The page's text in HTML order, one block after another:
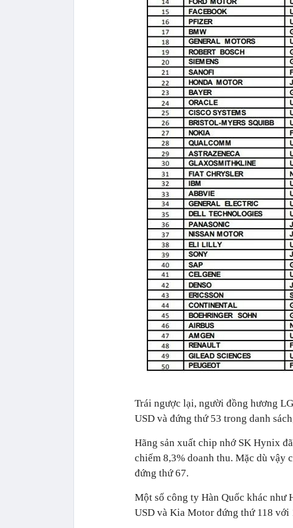
Trái ngược lại, người đồng hương
USD và đứng thứ 53 trong danh
Hãng sản xuất chip nhớ SK Hynix
chiếm 8,3% doanh thu. Mặc dù vậy
đứng thứ 67.
Một số công ty Hàn Quốc khác
USD và Kia Motor đứng thứ 118 với